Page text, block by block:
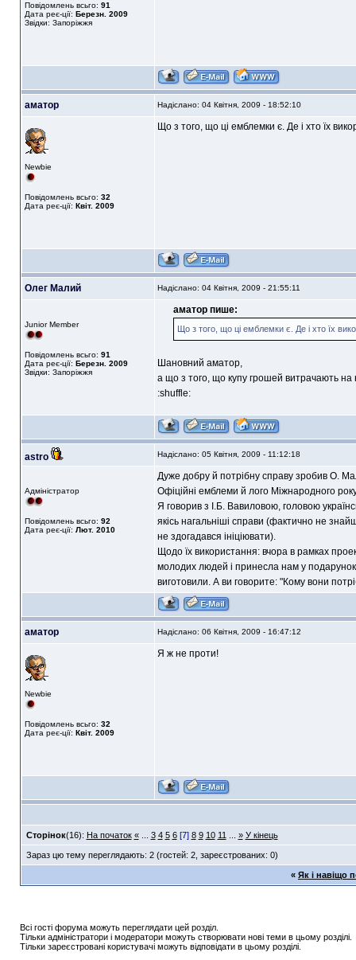
Повідомлень всьго: 91
Дата реє-ції: Березн. 2009
Звідки: Запоріжжя
аматор Надіслано: 04 Квітня, 2009 - 18:52:10
Newbie
Повідомлень всьго: 32
Дата реє-ції: Квіт. 2009
Що з того, що ці емблемки є. Де і хто їх
Олег Малий Надіслано: 04 Квітня, 2009 - 21:55:11
Junior Member
Повідомлень всьго: 91
Дата реє-ції: Березн. 2009
Звідки: Запоріжжя
аматор пише:
Що з того, що ці емблемки є. Де і хто їх
Шановний аматор,
а що з того, що купу грошей витрачають на
:shuffle:
astro Надіслано: 05 Квітня, 2009 - 11:12:18
Адміністратор
Повідомлень всьго: 92
Дата реє-ції: Лют. 2010
Дуже добру й потрібну справу зробив О.
Офіційні емблеми й лого Міжнародного
Я говорив з І.Б. Вавиловою, головою
якісь нагальніші справи (фактично не
не здогадався ініціювати).
Щодо їх використання: вчора в рамках
молодих людей і принесла нам у подарунок
виготовили. А ви говорите: "Кому вони
аматор Надіслано: 06 Квітня, 2009 - 16:47:12
Newbie
Повідомлень всьго: 32
Дата реє-ції: Квіт. 2009
Я ж не проти!
Сторінок(16): На початок «... 3 4 5 6 [7] 8 9 10 11 » У кінець
Зараз цю тему переглядають: 2 (гостей: 2, зареєстрованих: 0)
« Як і навіщо
Всі гості форума можуть переглядати цей розділ.
Тільки адміністратори і модератори можуть створювати нові теми в цьому розділі.
Тільки зареєстровані користувачі можуть відповідати в цьому розділі.